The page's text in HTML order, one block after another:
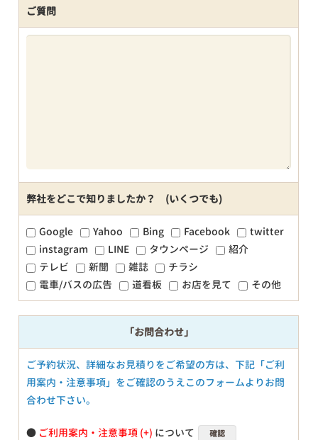
ご質問
弊社をどこで知りましたか？ (いくつでも)
Google Yahoo Bing Facebook
twitter
instagram
LINE タウンページ
紹介
テレビ
新聞 雑誌
チラシ
電車/バスの広告
道看板 お店を見て その他
「お問合わせ」
ご予約状況、詳細なお見積りをご希望の方は、下記「ご利
用案内・注意事項」をご確認のうえこのフォームよりお問
合わせ下さい。
● ご利用案内・注意事項 について 確認